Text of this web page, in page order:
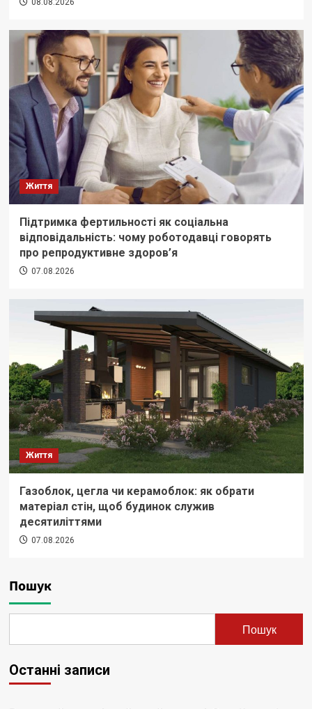
08.08.2026
Життя
Підтримка фертильності як соціальна
відповідальність: чому роботодавці говорять
про репродуктивне здоров’я
07.08.2026
Життя
Газоблок, цегла чи керамоблок: як обрати
матеріал стін, щоб будинок служив
десятиліттями
07.08.2026
Пошук
Пошук
Останні записи